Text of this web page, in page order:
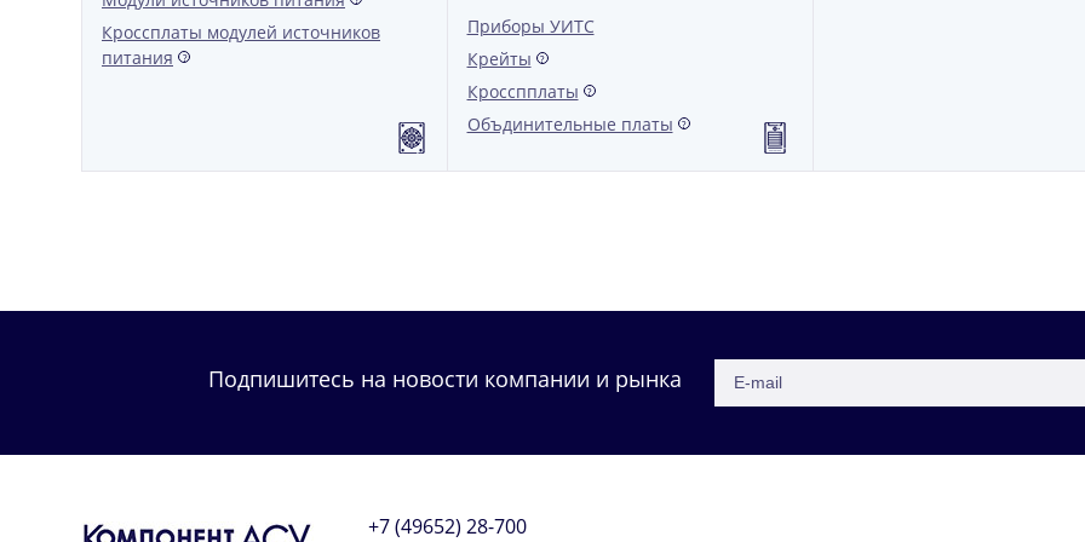
Кроссплаты модулей источников
питания
?
Приборы УИТС
Крейты
?
Кросспплаты ?
Объдинительные платы ?
Подпишитесь на новости компании и рынка
+7 (49652) 28-700